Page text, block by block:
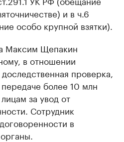
и в ч.6
особо крупной взятки).
Максим Щепакин
в отношении
проверка,
более 10 млн
за увод от
Сотрудник
в